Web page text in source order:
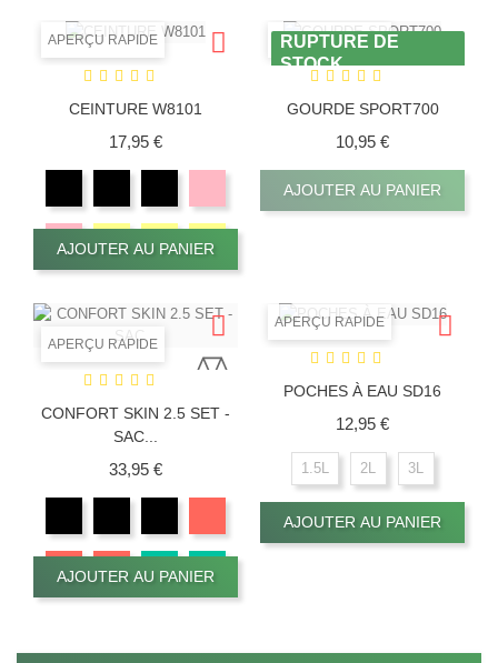
APERÇU RAPIDE
CEINTURE W8101
17,95 €Prix
AJOUTER AU PANIER
APERÇU RAPIDE
RUPTURE DE
STOCK
GOURDE SPORT700
10,95 €Prix
AJOUTER AU PANIER
APERÇU RAPIDE
CONFORT SKIN 2.5 SET -
SAC...
33,95 €Prix
AJOUTER AU PANIER
APERÇU RAPIDE
POCHES À EAU SD16
12,95 €Prix
1.5L 2L 3L
AJOUTER AU PANIER